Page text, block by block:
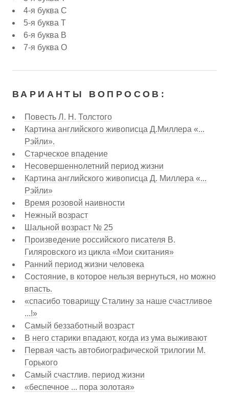
4-я буква С
5-я буква Т
6-я буква В
7-я буква О
ВАРИАНТЫ ВОПРОСОВ:
Повесть Л. Н. Толстого
Картина английского живописца Д.Миллера «...
Рэйли».
Старческое впадение
Несовершеннолетний период жизни
Картина английского живописца Д. Миллера «...
Рэйли»
Время розовой наивности
Нежный возраст
Шальной возраст № 25
Произведение российского писателя В.
Гиляровского из цикла «Мои скитания»
Ранний период жизни человека
Состояние, в которое нельзя вернуться, но можно
впасть.
«спасибо товарищу Сталину за наше счастливое
...!»
Самый беззаботный возраст
В него старики впадают, когда из ума выживают
Первая часть автобиографической трилогии М.
Горького
Самый счастлив. период жизни
«беспечное ... пора золотая»